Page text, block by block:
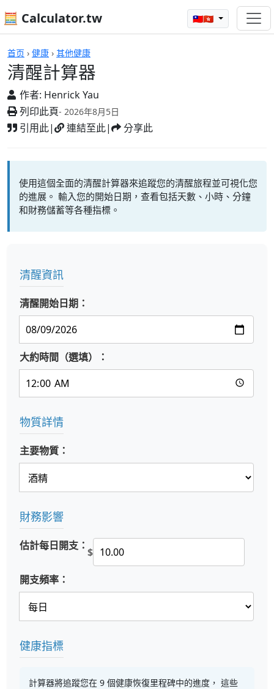
🧮 Calculator.tw 🇹🇼🇭🇰
首页 › 健康 › 其他健康
清醒計算器
作者: Henrick Yau
列印此頁- 2026年8月5日
引用此| 連結至此| 分享此
計算機
使用這個全面的清醒計算器來追蹤您的清醒旅程並可視化您
的進展。 輸入您的開始日期，查看包括天數、小時、分鐘
和財務儲蓄等各種指標。
清醒資訊
清醒開始日期：
大約時間（選填）：
物質詳情
主要物質：
財務影響
估計每日開支： $
開支頻率：
健康指標
計算器將追蹤您在 9 個健康恢復里程碑中的進度， 這些